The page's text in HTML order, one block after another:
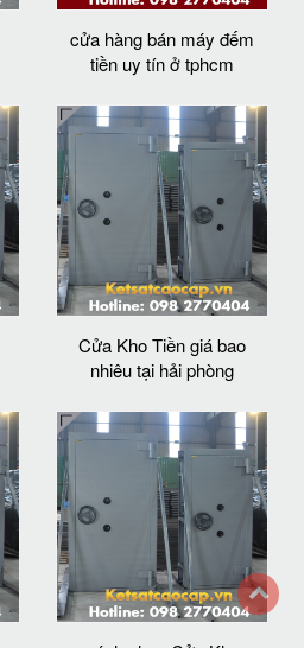
cửa hàng bán máy đếm
tiền uy tín ở tphcm
Cửa Kho Tiền giá bao
nhiêu tại hải phòng